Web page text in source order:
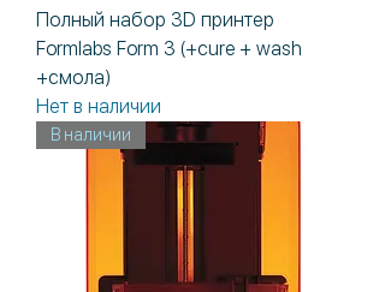
Полный набор 3D принтер
Formlabs Form 3 (+cure + wash
+смола)
Нет в наличии
В наличии